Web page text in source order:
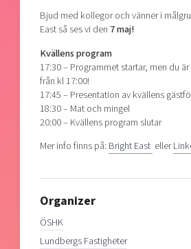
Bjud med kollegor och vänner i
East så ses vi den 7 maj!
Kvällens program
17:30 – Programmet startar, men du
från kl 17:00!
17:45 – Presentation av kvällens
18:30 – Mat och mingel
20:00 – Kvällens program slutar
Mer info finns på: Bright East eller
Organizer
ÖSHK
Lundbergs Fastigheter